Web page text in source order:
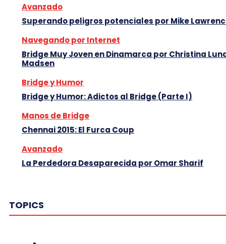
Avanzado
Superando peligros potenciales por Mike
Navegando por Internet
Bridge Muy Joven en Dinamarca por Christina
Madsen
Bridge y Humor
Bridge y Humor: Adictos al Bridge (Parte I)
Manos de Bridge
Chennai 2015: El Furca Coup
Avanzado
La Perdedora Desaparecida por Omar Sharif
TOPICS